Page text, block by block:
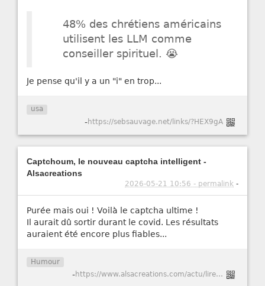
48% des chrétiens américains
utilisent les LLM comme
conseiller spirituel. 😭
Je pense qu'il y a un "i" en trop...
usa
-https://sebsauvage.net/links/?HEX9gA
Captchoum, le nouveau captcha intelligent -
Alsacreations
2026-05-21 10:56 - permalink -
Purée mais oui ! Voilà le captcha ultime !
Il aurait dû sortir durant le covid. Les résultats
auraient été encore plus fiables...
Humour
- https://www.alsacreations.com/actu/lire/1984-Captchoum-le-nouveau-captcha-intelligent.html